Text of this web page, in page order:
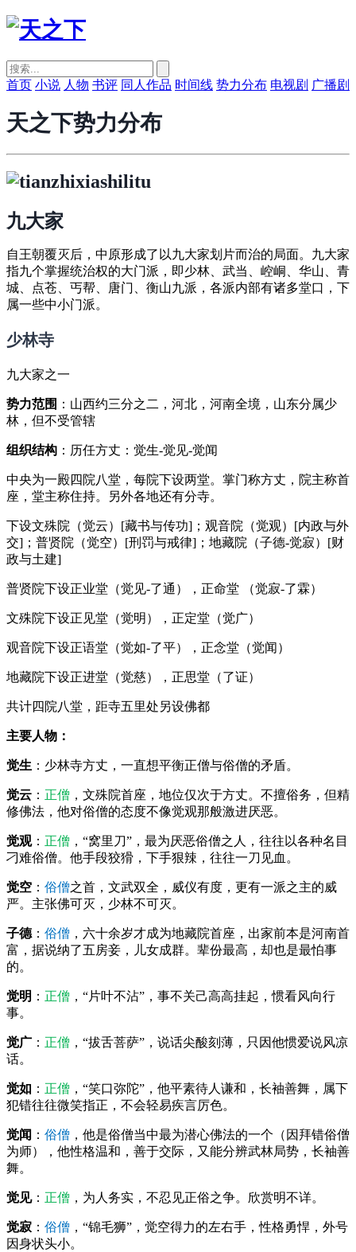
首页 小说 人物 书评 同人作品 时间线 势力分布 电视剧 广播剧
天之下势力分布
九大家
自王朝覆灭后，中原形成了以九大家划片而治的局面。九大家
指九个掌握统治权的大门派，即少林、武当、崆峒、华山、青
城、点苍、丐帮、唐门、衡山九派，各派内部有诸多堂口，下
属一些中小门派。
少林寺
九大家之一
势力范围 ：山西约三分之二，河北，河南全境，山东分属少
林，但不受管辖
组织结构 ：历任方丈： 觉生-觉见-觉闻
中央为一殿四院八堂，每院下设两堂。掌门称方丈，院主称首
座，堂主称住持。另外各地还有分寺。
下设文殊院（觉云） [藏书与传功]； 观音院（觉观） [内政与外
交]； 普贤院（觉空） [刑罚与戒律]； 地藏院（子德-觉寂） [财
政与土建]
普贤院下设正业堂（觉见-了通） ， 正命堂 （觉寂-了霖）
文殊院下设正见堂（觉明） ， 正定堂（觉广）
观音院下设正语堂（觉如-了平） ， 正念堂（觉闻）
地藏院下设正进堂（觉慈） ， 正思堂（了证）
共计四院八堂，距寺五里处另设佛都
主要人物：
觉生 ：少林寺方丈，一直想平衡正僧与俗僧的矛盾。
觉云 ： 正僧 ，文殊院首座，地位仅次于方丈。不擅俗务，但精
修佛法，他对俗僧的态度不像觉观那般激进厌恶。
觉观： 正僧 ， “窝里刀”， 最为厌恶俗僧之人，往往以各种名目
刁难俗僧。他手段狡猾，下手狠辣，往往一刀见血。
觉空 ： 俗僧之首，文武双全，威仪有度，更有一派之主的威
严。主张佛可灭，少林不可灭。
子德 ： 俗僧 ，六十余岁才成为地藏院首座，出家前本是河南首
富，据说纳了五房妾，儿女成群。辈份最高，却也是最怕事
的。
觉明 ： 正僧 ，“片叶不沾”，事不关己高高挂起，惯看风向行
事。
觉广 ： 正僧 ，“拔舌菩萨”，说话尖酸刻薄，只因他惯爱说风凉
话。
觉如 ： 正僧 ，“笑口弥陀”，他平素待人谦和，长袖善舞，属下
犯错往往微笑指正，不会轻易疾言厉色。
觉闻 ： 俗僧 ，他是俗僧当中最为潜心佛法的一个（因拜错俗僧
为师），他性格温和，善于交际，又能分辨武林局势，长袖善
舞。
觉见： 正僧 ，为人务实，不忍见正俗之争。欣赏明不详。
觉寂 ： 俗僧 ，“锦毛狮” ，觉空得力的左右手，性格勇悍，外号
因身状头小。